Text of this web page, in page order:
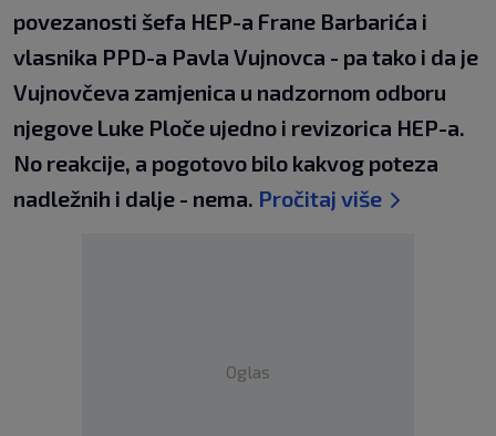
povezanosti šefa HEP-a Frane Barbarića i
vlasnika PPD-a Pavla Vujnovca - pa tako i da je
Vujnovčeva zamjenica u nadzornom odboru
njegove Luke Ploče ujedno i revizorica HEP-a.
No reakcije, a pogotovo bilo kakvog poteza
nadležnih i dalje - nema. Pročitaj više
Oglas